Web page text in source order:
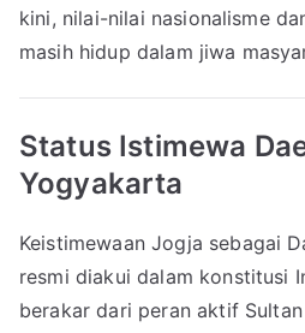
kini, nilai-nilai nasionalisme
masih hidup dalam jiwa
Status Istimewa
Yogyakarta
Keistimewaan Jogja sebagai
resmi diakui dalam konstitusi
berakar dari peran aktif